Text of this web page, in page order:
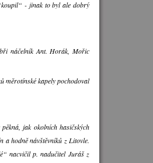
- jinak to byl ale dobrý
náčelník Ant. Horák, Mořic
měrotínské kapely pochodoval
jak okolních hasičských
a hodně návštěvníků z Litovle.
nacvičil p. nadučitel Juráš z